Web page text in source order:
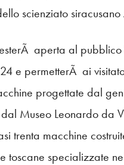
scienziato
aperta al
e permetterÃ ai
progettate dal
Museo Leonardo da
trenta macchine
toscane specializzate